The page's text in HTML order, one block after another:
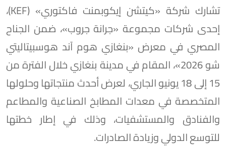
تشارك شركة «كيتشن إيكوبمنت فاكتوري» (KEF)،
إحدى شركات مجموعة «جرانة جروب»، ضمن الجناح
المصري في معرض «بنغازي هوم آند هوسبيتاليتي
شو 2026»، المقام في مدينة بنغازي خلال الفترة من
15 إلى 18 يونيو الجاري، لعرض أحدث منتجاتها وحلولها
المتخصصة في معدات المطابخ الصناعية والمطاعم
والفنادق والمستشفيات، وذلك في إطار خطتها
للتوسع الدولي وزيادة الصادرات.